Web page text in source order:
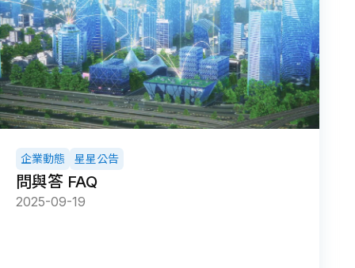
星星公告
企業動態
問與答 FAQ
2025-09-19